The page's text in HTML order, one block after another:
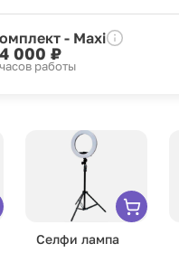
- Maxi
000 ₽
работы
Селфи лампа